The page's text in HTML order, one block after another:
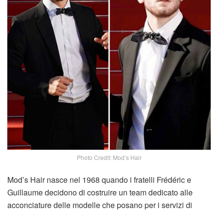
Photo Credit: Mod’s Hair
Mod’s Hair nasce nel 1968 quando i fratelli Frédéric e
Guillaume decidono di costruire un team dedicato alle
acconciature delle modelle che posano per i servizi di